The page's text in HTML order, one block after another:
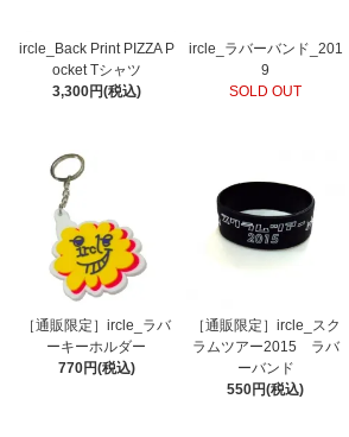
ircle_Back Print PIZZA P
ocket Tシャツ
3,300円(税込)
ircle_ラバーバンド_201
9
SOLD OUT
［通販限定］ircle_ラバ
ーキーホルダー
770円(税込)
［通販限定］ircle_スク
ラムツアー2015 ラバ
ーバンド
550円(税込)